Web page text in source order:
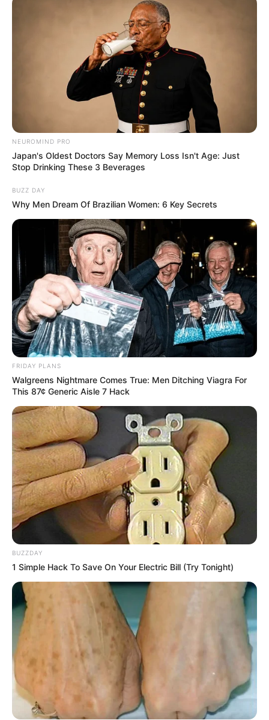
NEUROMIND PRO
Japan's Oldest Doctors Say Memory Loss Isn't Age: Just
Stop Drinking These 3 Beverages
BUZZ DAY
Why Men Dream Of Brazilian Women: 6 Key Secrets
FRIDAY PLANS
Walgreens Nightmare Comes True: Men Ditching Viagra For
This 87¢ Generic Aisle 7 Hack
BUZZDAY
1 Simple Hack To Save On Your Electric Bill (Try Tonight)